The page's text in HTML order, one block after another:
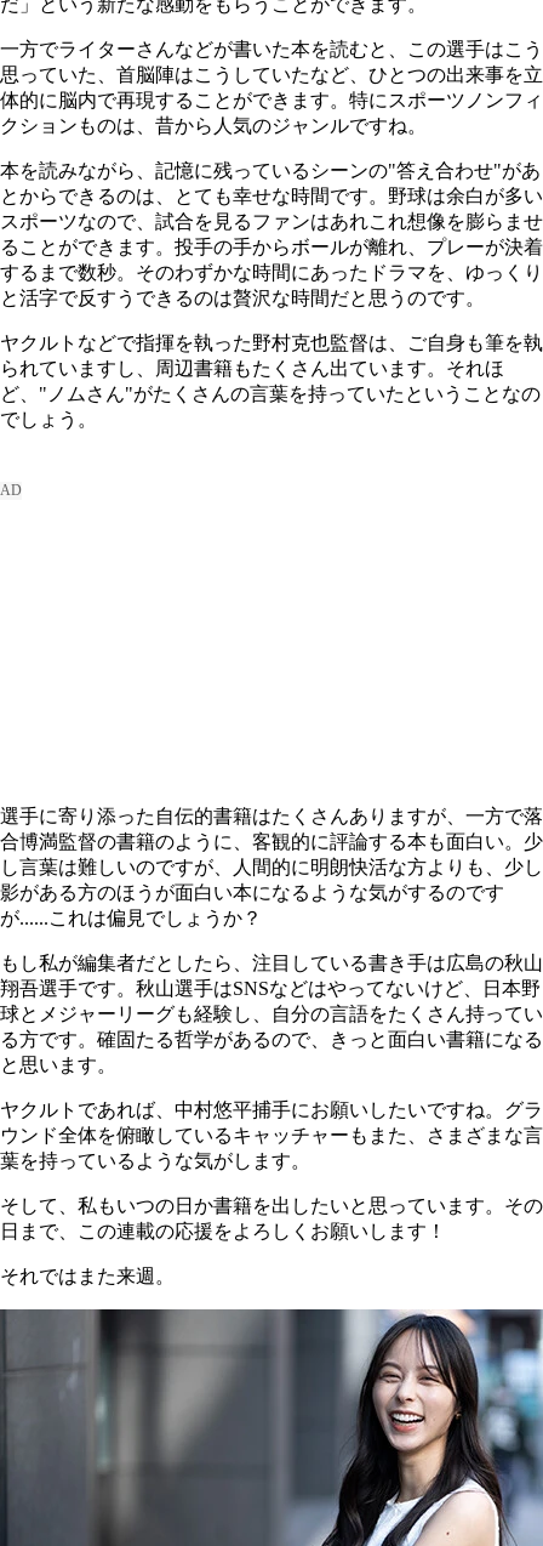
一方でライターさんなどが書いた本を読むと、この選手はこう
思っていた、首脳陣はこうしていたなど、ひとつの出来事を立
体的に脳内で再現することができます。特にスポーツノンフィ
クションものは、昔から人気のジャンルですね。
本を読みながら、記憶に残っているシーンの"答え合わせ"があ
とからできるのは、とても幸せな時間です。野球は余白が多い
スポーツなので、試合を見るファンはあれこれ想像を膨らませ
ることができます。投手の手からボールが離れ、プレーが決着
するまで数秒。そのわずかな時間にあったドラマを、ゆっくり
と活字で反すうできるのは贅沢な時間だと思うのです。
ヤクルトなどで指揮を執った野村克也監督は、ご自身も筆を執
られていますし、周辺書籍もたくさん出ています。それほ
ど、"ノムさん"がたくさんの言葉を持っていたということなの
でしょう。
選手に寄り添った自伝的書籍はたくさんありますが、一方で落
合博満監督の書籍のように、客観的に評論する本も面白い。少
し言葉は難しいのですが、人間的に明朗快活な方よりも、少し
影がある方のほうが面白い本になるような気がするのです
が......これは偏見でしょうか？
もし私が編集者だとしたら、注目している書き手は広島の秋山
翔吾選手です。秋山選手はSNSなどはやってないけど、日本野
球とメジャーリーグも経験し、自分の言語をたくさん持ってい
る方です。確固たる哲学があるので、きっと面白い書籍になる
と思います。
ヤクルトであれば、中村悠平捕手にお願いしたいですね。グラ
ウンド全体を俯瞰しているキャッチャーもまた、さまざまな言
葉を持っているような気がします。
そして、私もいつの日か書籍を出したいと思っています。その
日まで、この連載の応援をよろしくお願いします！
それではまた来週。